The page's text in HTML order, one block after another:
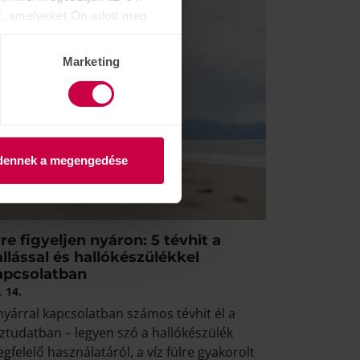
Ön adott meg
Marketing
a megengedése
figyeljen nyáron: 5 tévhit a
és hallókészülékkel
14.
kapcsolatban számos tévhit él a
– legyen szó a hallókészülék
használatáról, a víz fülre gyakorolt